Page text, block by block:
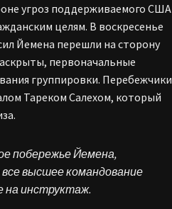
угроз поддерживаемого США
целям. В воскресенье
Йемена перешли на сторону
первоначальные
группировки. Перебежчики
Тареком Салехом, который
побережье Йемена,
высшее командование
на инструктаж.